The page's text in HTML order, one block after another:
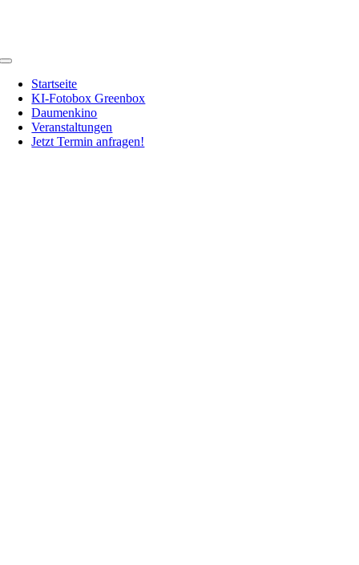
Toggle
NavigationStartseite
KI-Fotobox Greenbox
Daumenkino
Veranstaltungen
Jetzt Termin anfragen!